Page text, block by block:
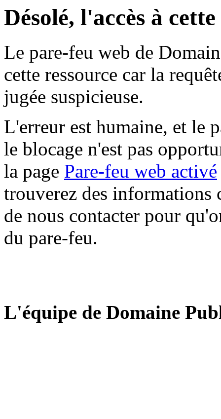
Désolé, l'accès à
Le pare-feu web de
cette ressource car la
jugée suspicieuse.
L'erreur est humaine, et le
le blocage n'est pas
la page Pare-feu web activé
trouverez des informations
de nous contacter pour
du pare-feu.
L'équipe de Domaine